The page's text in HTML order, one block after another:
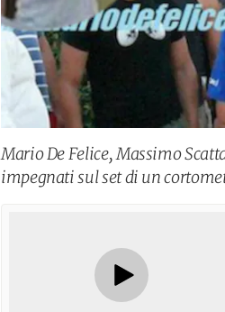
Mario De Felice, Massimo
impegnati sul set di un